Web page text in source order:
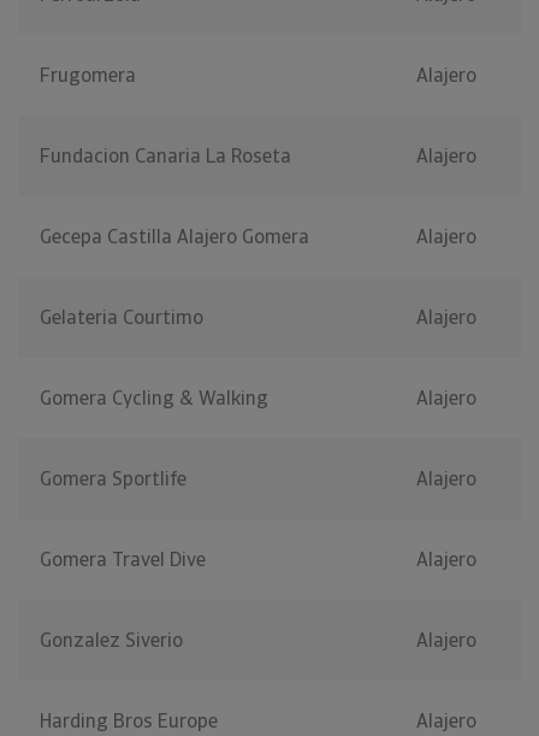
Frugomera Alajero
Fundacion Canaria La Roseta Alajero
Gecepa Castilla Alajero Gomera Alajero
Gelateria Courtimo Alajero
Gomera Cycling & Walking Alajero
Gomera Sportlife Alajero
Gomera Travel Dive Alajero
Gonzalez Siverio Alajero
Harding Bros Europe Alajero